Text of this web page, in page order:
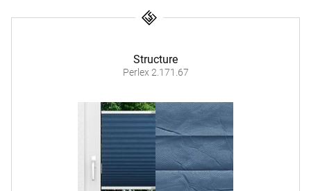
Structure
Perlex 2.171.67